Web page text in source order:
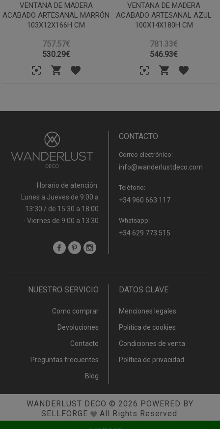
VENTANA DE MADERA
ACABADO ARTESANAL MARRÓN
103X12X166H CM
757.57€
530.29€
VENTANA DE MADERA
ACABADO ARTESANAL AZUL
100X14X180H CM
781.33€
546.93€
Horario de atención:
· Lunes a Jueves de 9:00 a
13:30 / de 15:30 a 18:00
· Viernes de 9:00 a 13:30
CONTACTO
Correo electrónico:
info@wanderlustdeco.com
Teléfono:
+34 960 663 117
Whatsapp:
+34 629 773 515
NUESTRO SERVICIO
Como comprar
Devoluciones
Contacto
Preguntas frecuentes
Blog
DATOS CLAVE
Menciones legales
Política de cookies
Condiciones de venta
Política de privacidad
WANDERLUST DECO © 2026 POWERED BY
SELLFORGE
All Rights Reserved.